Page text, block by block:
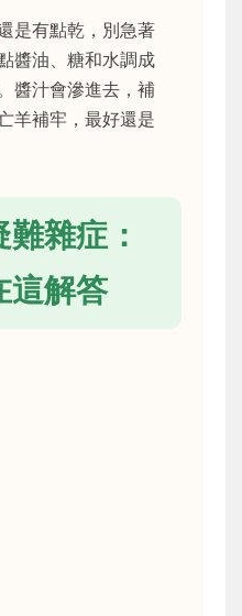
是有點乾，別急著
醬油、糖和水調成
醬汁會滲進去，補
羊補牢，最好還是
雜症：
這解答